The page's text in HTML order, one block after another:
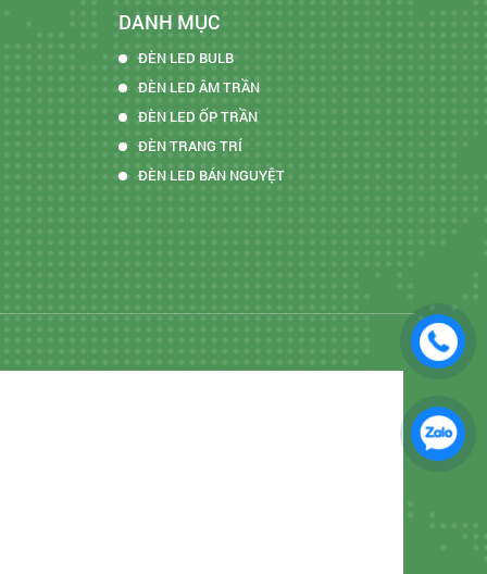
DANH MỤC
ĐÈN LED BULB
ĐÈN LED ÂM TRẦN
ĐÈN LED ỐP TRẦN
ĐÈN TRANG TRÍ
ĐÈN LED BÁN NGUYỆT